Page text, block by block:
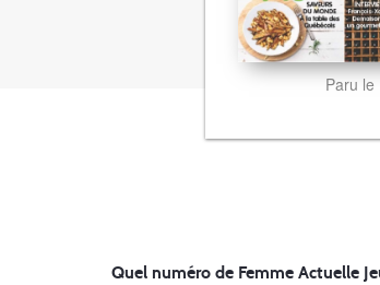
Paru le
Quel numéro de Femme Actuelle